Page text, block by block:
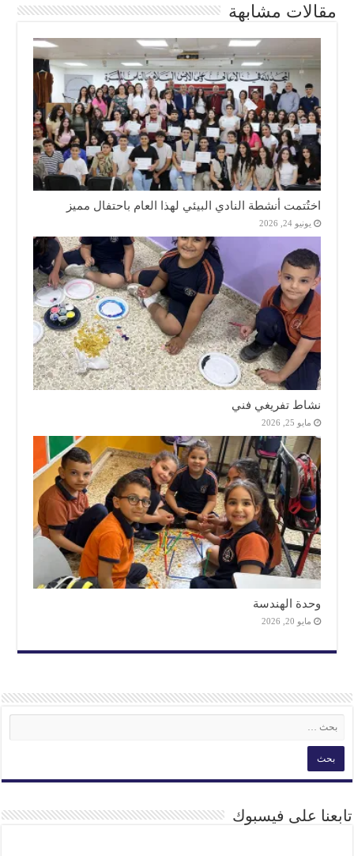
مقالات مشابهة
اختُتمت أنشطة النادي البيئي لهذا العام باحتفال مميز
يونيو 24, 2026
نشاط تفريغي فني
مايو 25, 2026
وحدة الهندسة
مايو 20, 2026
تابعنا على فيسبوك